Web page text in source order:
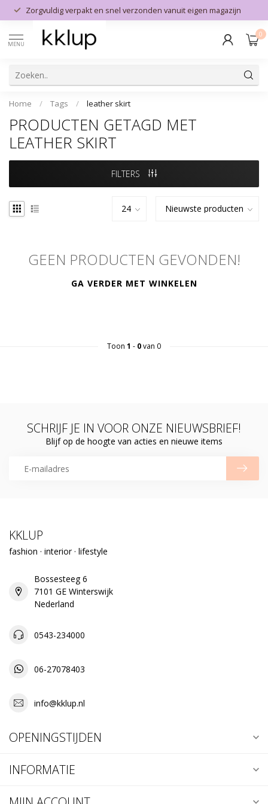
Zorgvuldig verpakt en snel verzonden vanuit eigen magazijn
MENU
0
Home / Tags / leather skirt
PRODUCTEN GETAGD MET
LEATHER SKIRT
FILTERS
GEEN PRODUCTEN GEVONDEN!
GA VERDER MET WINKELEN
Toon 1 - 0van 0
SCHRIJF JE IN VOOR ONZE NIEUWSBRIEF!
Blijf op de hoogte van acties en nieuwe items
KKLUP
fashion · interior · lifestyle
Bossesteeg 6
7101 GE Winterswijk
Nederland
0543-234000
06-27078403
info@kklup.nl
OPENINGSTIJDEN
INFORMATIE